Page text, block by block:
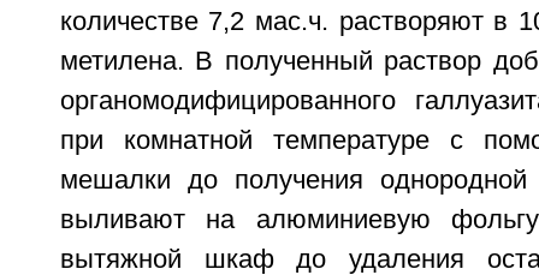
количестве 7,2 мас.ч. растворяют в
метилена. В полученный раствор
органомодифицированного
при комнатной температуре с
мешалки до получения однородной
выливают на алюминиевую
вытяжной шкаф до удаления